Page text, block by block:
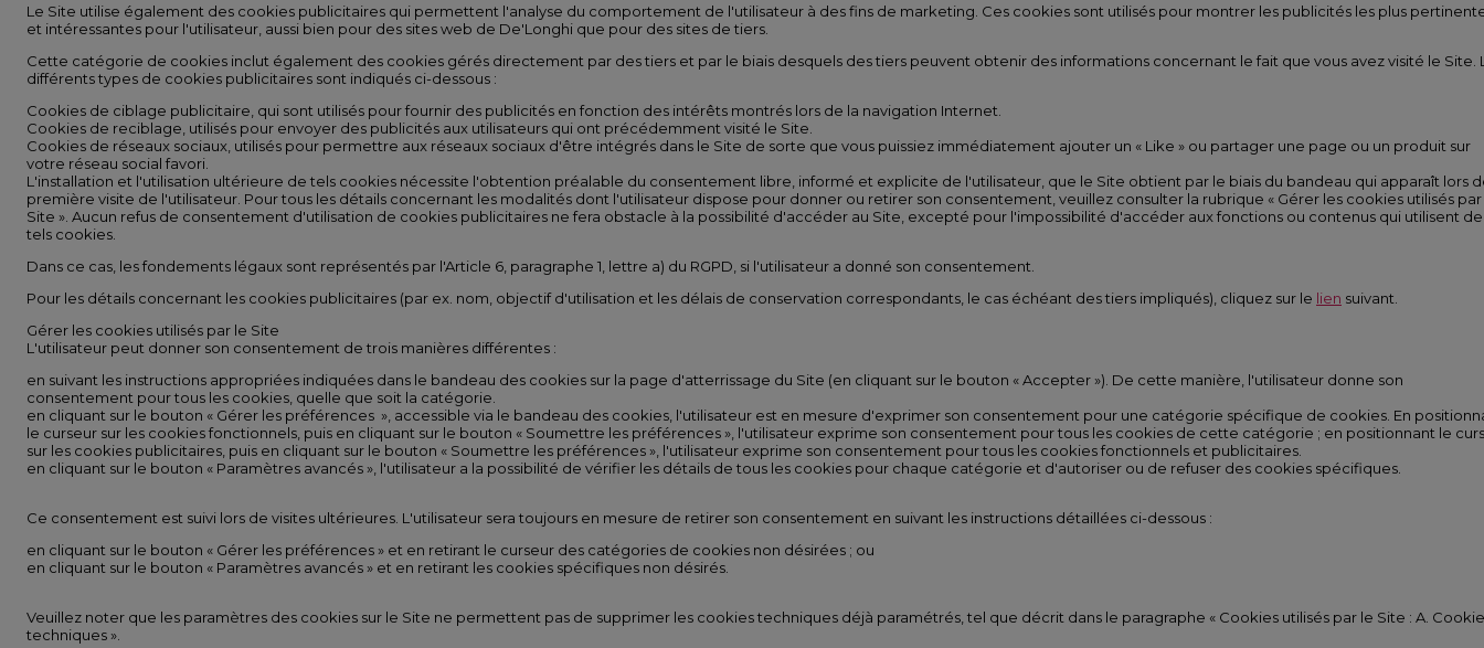
Le Site utilise également des cookies publicitaires qui permettent l'analyse du comportement de l'utilisateur à des fins de marketing. Ces cookies sont utilisés pour montrer les publicités les plus
et intéressantes pour l'utilisateur, aussi bien pour des sites web de De'Longhi que pour des sites de tiers.
Cette catégorie de cookies inclut également des cookies gérés directement par des tiers et par le biais desquels des tiers peuvent obtenir des informations concernant le fait que vous avez visité le Site.
différents types de cookies publicitaires sont indiqués ci-dessous :
Cookies de ciblage publicitaire, qui sont utilisés pour fournir des publicités en fonction des intérêts montrés lors de la navigation Internet.
Cookies de reciblage, utilisés pour envoyer des publicités aux utilisateurs qui ont précédemment visité le Site.
Cookies de réseaux sociaux, utilisés pour permettre aux réseaux sociaux d'être intégrés dans le Site de sorte que vous puissiez immédiatement ajouter un « Like » ou partager une page ou un produit sur
votre réseau social favori.
L'installation et l'utilisation ultérieure de tels cookies nécessite l'obtention préalable du consentement libre, informé et explicite de l'utilisateur, que le Site obtient par le biais du bandeau qui apparaît lors
première visite de l'utilisateur. Pour tous les détails concernant les modalités dont l'utilisateur dispose pour donner ou retirer son consentement, veuillez consulter la rubrique « Gérer les cookies utilisés
Site ». Aucun refus de consentement d'utilisation de cookies publicitaires ne fera obstacle à la possibilité d'accéder au Site, excepté pour l'impossibilité d'accéder aux fonctions ou contenus qui utilisent de
tels cookies.
Dans ce cas, les fondements légaux sont représentés par l'Article 6, paragraphe 1, lettre a) du RGPD, si l'utilisateur a donné son consentement.
Pour les détails concernant les cookies publicitaires (par ex. nom, objectif d'utilisation et les délais de conservation correspondants, le cas échéant des tiers impliqués), cliquez sur le lien suivant.
Gérer les cookies utilisés par le Site
L'utilisateur peut donner son consentement de trois manières différentes :
en suivant les instructions appropriées indiquées dans le bandeau des cookies sur la page d'atterrissage du Site (en cliquant sur le bouton « Accepter »). De cette manière, l'utilisateur donne son
consentement pour tous les cookies, quelle que soit la catégorie.
en cliquant sur le bouton « Gérer les préférences », accessible via le bandeau des cookies, l'utilisateur est en mesure d'exprimer son consentement pour une catégorie spécifique de cookies. En
le curseur sur les cookies fonctionnels, puis en cliquant sur le bouton « Soumettre les préférences », l'utilisateur exprime son consentement pour tous les cookies de cette catégorie ; en positionnant le
sur les cookies publicitaires, puis en cliquant sur le bouton « Soumettre les préférences », l'utilisateur exprime son consentement pour tous les cookies fonctionnels et publicitaires.
en cliquant sur le bouton « Paramètres avancés », l'utilisateur a la possibilité de vérifier les détails de tous les cookies pour chaque catégorie et d'autoriser ou de refuser des cookies spécifiques.
Ce consentement est suivi lors de visites ultérieures. L'utilisateur sera toujours en mesure de retirer son consentement en suivant les instructions détaillées ci-dessous :
en cliquant sur le bouton « Gérer les préférences » et en retirant le curseur des catégories de cookies non désirées ; ou
en cliquant sur le bouton « Paramètres avancés » et en retirant les cookies spécifiques non désirés.
Veuillez noter que les paramètres des cookies sur le Site ne permettent pas de supprimer les cookies techniques déjà paramétrés, tel que décrit dans le paragraphe « Cookies utilisés par le Site : A.
techniques ».